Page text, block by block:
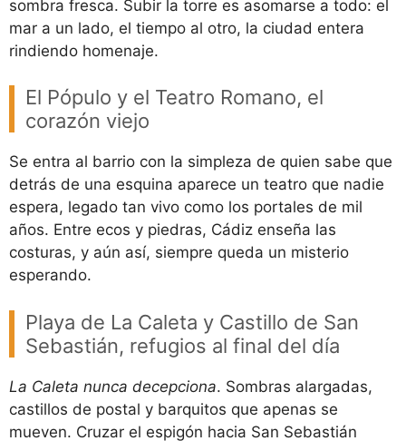
sombra fresca. Subir la torre es asomarse a todo: el
mar a un lado, el tiempo al otro, la ciudad entera
rindiendo homenaje.
El Pópulo y el Teatro Romano, el
corazón viejo
Se entra al barrio con la simpleza de quien sabe que
detrás de una esquina aparece un teatro que nadie
espera, legado tan vivo como los portales de mil
años. Entre ecos y piedras, Cádiz enseña las
costuras, y aún así, siempre queda un misterio
esperando.
Playa de La Caleta y Castillo de San
Sebastián, refugios al final del día
La Caleta nunca decepciona. Sombras alargadas,
castillos de postal y barquitos que apenas se
mueven. Cruzar el espigón hacia San Sebastián